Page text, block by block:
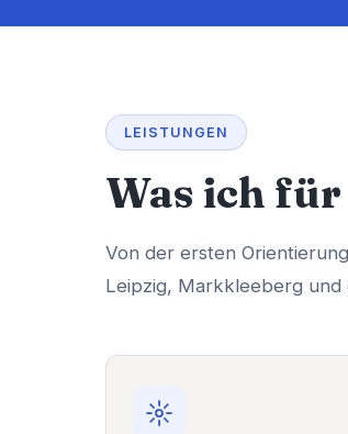
LEISTUNGEN
Was ich
Von der ersten
Leipzig, Markkleeberg und